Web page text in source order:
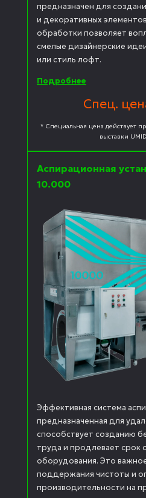
предназначен для
и декоративных
обработки позволяет
смелые дизайнерские
или стиль лофт.
Подробнее
Спец.
* Специальная цена действует
выставки
Аспирационная
10.000
Эффективная система
предназначенная для
способствует созданию
труда и продлевает срок
оборудования. Это
поддержания чистоты и
производительности на